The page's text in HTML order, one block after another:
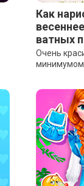
Как
ватных
Очень
минимумом